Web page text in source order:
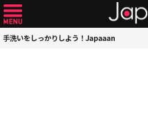
手洗いをしっかりしよう！Japaaan